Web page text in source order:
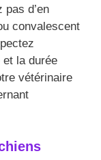
d’en
convalescent
la durée
vétérinaire